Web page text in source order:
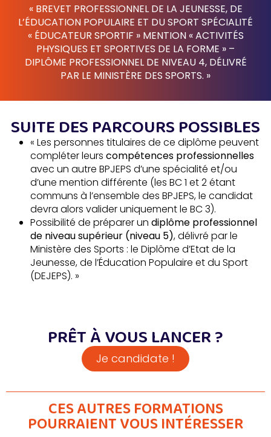
« BREVET PROFESSIONNEL DE LA JEUNESSE, DE
L’ÉDUCATION POPULAIRE ET DU SPORT SPÉCIALITÉ
« ÉDUCATEUR SPORTIF » MENTION « ACTIVITÉS
PHYSIQUES ET SPORTIVES DE LA FORME » –
DIPLÔME PROFESSIONNEL DE NIVEAU 4, DÉLIVRÉ
PAR LE MINISTÈRE DES SPORTS. »
SUITE DES PARCOURS POSSIBLES
« Les personnes titulaires de ce diplôme peuvent
compléter leurs compétences professionnelles
avec un autre BPJEPS d’une spécialité et/ou
d’une mention différente (les BC 1 et 2 étant
communs à l’ensemble des BPJEPS, le candidat
devra alors valider uniquement le BC 3).
Possibilité de préparer un diplôme professionnel
de niveau supérieur (niveau 5), délivré par le
Ministère des Sports : le Diplôme d’Etat de la
Jeunesse, de l’Éducation Populaire et du Sport
(DEJEPS). »
PRÊT À VOUS LANCER ?
Je candidate !
CES AUTRES FORMATIONS
POURRAIENT VOUS INTÉRESSER